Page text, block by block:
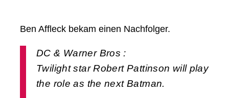
Ben Affleck bekam einen Nachfolger.
DC & Warner Bros :
Twilight star Robert Pattinson will play
the role as the next Batman.